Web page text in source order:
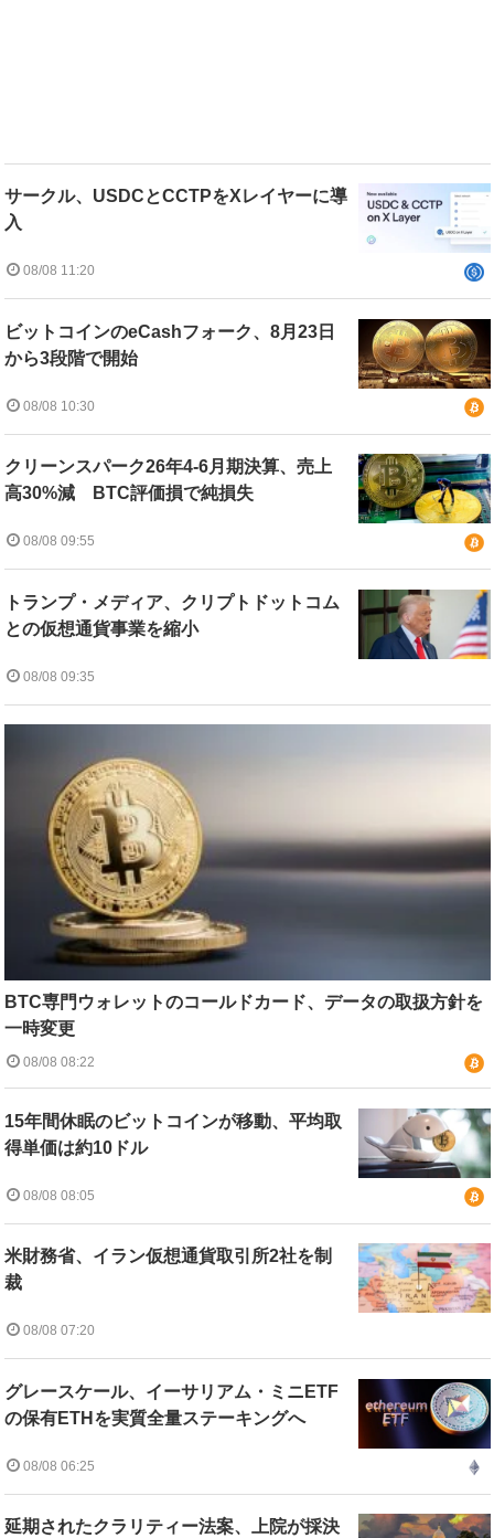
サークル、USDCとCCTPをXレイヤーに導
入
08/08 11:20
ビットコインのeCashフォーク、8月23日
から3段階で開始
08/08 10:30
クリーンスパーク26年4-6月期決算、売上
高30%減 BTC評価損で純損失
08/08 09:55
トランプ・メディア、クリプトドットコム
との仮想通貨事業を縮小
08/08 09:35
BTC専門ウォレットのコールドカード、データの取扱方針を
一時変更
08/08 08:22
15年間休眠のビットコインが移動、平均取
得単価は約10ドル
08/08 08:05
米財務省、イラン仮想通貨取引所2社を制
裁
08/08 07:20
グレースケール、イーサリアム・ミニETF
の保有ETHを実質全量ステーキングへ
08/08 06:25
延期されたクラリティー法案、上院が採決